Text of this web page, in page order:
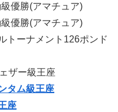
優勝(アマチュア)
優勝(アマチュア)
トーナメント126ポンド
ザー級王座
タム級王座
座